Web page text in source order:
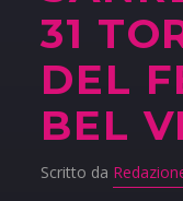
31
DEL
BEL
Scritto da